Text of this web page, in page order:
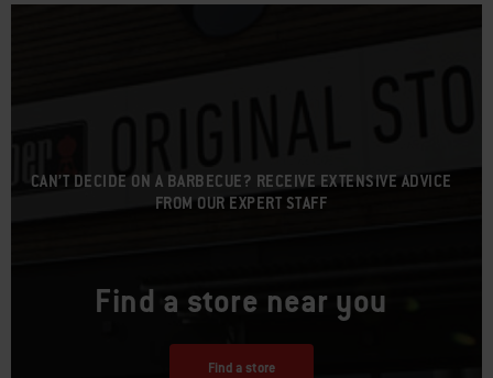
CAN’T DECIDE ON A BARBECUE? RECEIVE EXTENSIVE ADVICE
FROM OUR EXPERT STAFF
Find a store near you
Find a store